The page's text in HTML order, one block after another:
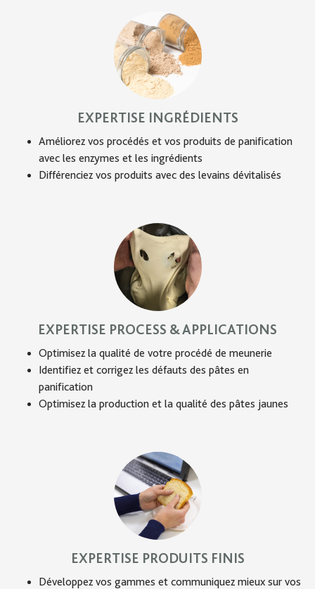
EXPERTISE INGRÉDIENTS
Améliorez vos procédés et vos produits de panification
avec les enzymes et les ingrédients
Différenciez vos produits avec des levains dévitalisés
EXPERTISE PROCESS & APPLICATIONS
Optimisez la qualité de votre procédé de meunerie
Identifiez et corrigez les défauts des pâtes en
panification
Optimisez la production et la qualité des pâtes jaunes
EXPERTISE PRODUITS FINIS
Développez vos gammes et communiquez mieux sur vos